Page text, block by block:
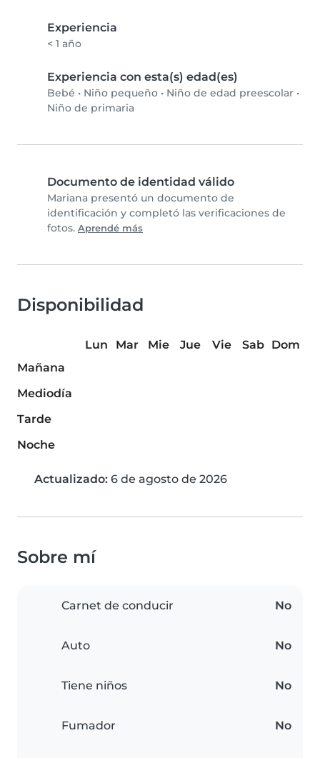
Experiencia
< 1 año
Experiencia con esta(s) edad(es)
Bebé • Niño pequeño • Niño de edad preescolar •
Niño de primaria
Documento de identidad válido
Mariana presentó un documento de
identificación y completó las verificaciones de
fotos. Aprendé más
Disponibilidad
Lun Mar Mie Jue Vie Sab
Dom
Mañana
Mediodía
Tarde
Noche
Actualizado: 6 de agosto de 2026
Sobre mí
Carnet de conducir No
Auto No
Tiene niños No
Fumador No